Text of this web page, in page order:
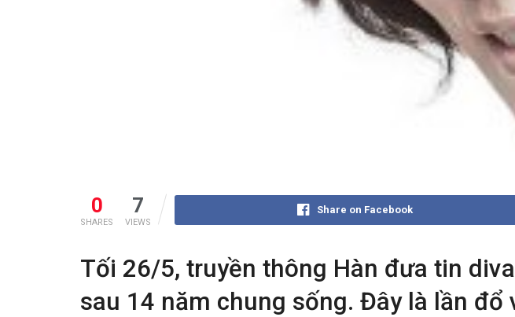
0
SHARES
7
VIEWS
Share on Facebook
Tối 26/5, truyền thông Hàn đưa tin
sau 14 năm chung sống. Đây là lần